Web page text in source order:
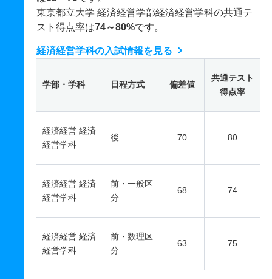
東京都立大学 経済経営学部経済経営学科の共通テ
スト得点率は74～80%です。
経済経営学科の入試情報を見る
学部・学科 日程方式 偏差値
共通テスト
得点率
経済経営 経済
経営学科
後 70 80
経済経営 経済
経営学科
前・一般区
分
68 74
経済経営 経済
経営学科
前・数理区
分
63 75